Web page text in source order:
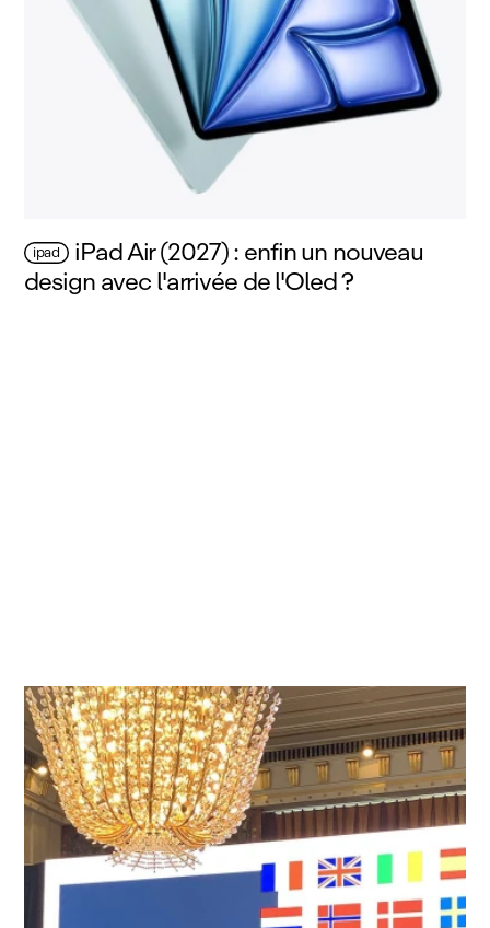
ipad iPad Air (2027) : enfin un nouveau
design avec l'arrivée de l'Oled ?